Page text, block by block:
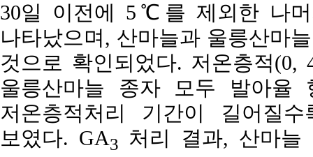
30일 이전에 5℃를 제외한 나
나타났으며, 산마늘과 울릉산마
것으로 확인되었다. 저온층적
울릉산마늘 종자 모두 발아율
저온층적처리 기간이 길어질
보였다. GA3 처리 결과, 산마